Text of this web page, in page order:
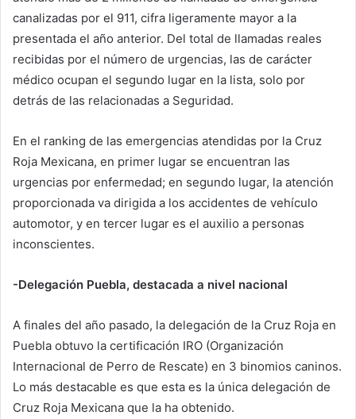
canalizadas por el 911, cifra ligeramente mayor a la
presentada el año anterior. Del total de llamadas reales
recibidas por el número de urgencias, las de carácter
médico ocupan el segundo lugar en la lista, solo por
detrás de las relacionadas a Seguridad.
En el ranking de las emergencias atendidas por la Cruz
Roja Mexicana, en primer lugar se encuentran las
urgencias por enfermedad; en segundo lugar, la atención
proporcionada va dirigida a los accidentes de vehículo
automotor, y en tercer lugar es el auxilio a personas
inconscientes.
-Delegación Puebla, destacada a nivel nacional
A finales del año pasado, la delegación de la Cruz Roja en
Puebla obtuvo la certificación IRO (Organización
Internacional de Perro de Rescate) en 3 binomios caninos.
Lo más destacable es que esta es la única delegación de
Cruz Roja Mexicana que la ha obtenido.